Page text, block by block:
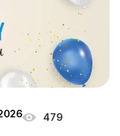
479